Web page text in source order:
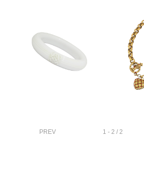
PREV 1 - 2 / 2